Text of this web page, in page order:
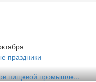
праздники
пищевой промышле...